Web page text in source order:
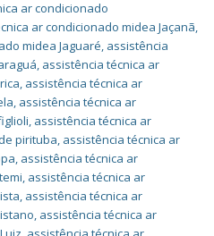
ar condicionado
ar condicionado midea Jaçanã,
midea Jaguaré, assistência
, assistência técnica ar
, assistência técnica ar
, assistência técnica ar
, assistência técnica ar
pirituba, assistência técnica ar
, assistência técnica ar
, assistência técnica ar
, assistência técnica ar
, assistência técnica ar